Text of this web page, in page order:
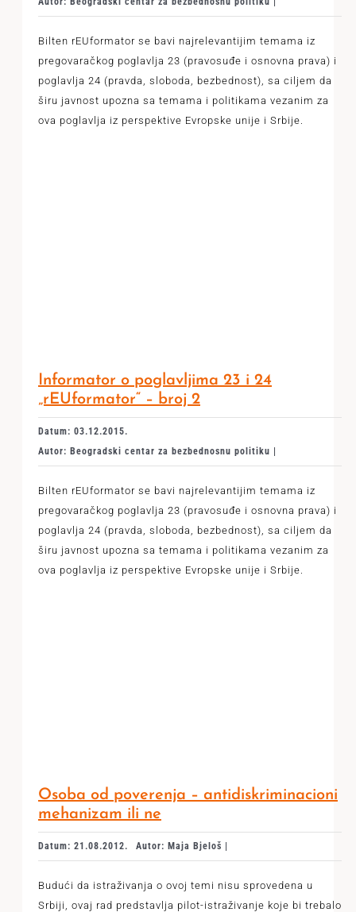
Bilten rEUformator se bavi najrelevantijim temama iz
pregovaračkog poglavlja 23 (pravosuđe i osnovna prava) i
poglavlja 24 (pravda, sloboda, bezbednost), sa ciljem da
širu javnost upozna sa temama i politikama vezanim za
ova poglavlja iz perspektive Evropske unije i Srbije.
Informator o poglavljima 23 i 24
„rEUformator“ – broj 2
Datum: 03.12.2015.
Autor: Beogradski centar za bezbednosnu politiku |
Bilten rEUformator se bavi najrelevantijim temama iz
pregovaračkog poglavlja 23 (pravosuđe i osnovna prava) i
poglavlja 24 (pravda, sloboda, bezbednost), sa ciljem da
širu javnost upozna sa temama i politikama vezanim za
ova poglavlja iz perspektive Evropske unije i Srbije.
Osoba od poverenja – antidiskriminacioni
mehanizam ili ne
Datum: 21.08.2012. Autor: Maja Bjeloš |
Budući da istraživanja o ovoj temi nisu sprovedena u
Srbiji, ovaj rad predstavlja pilot-istraživanje koje bi trebalo